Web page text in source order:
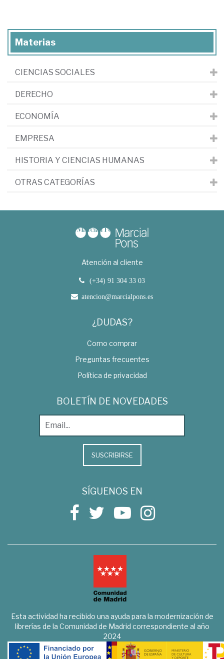
Materias
CIENCIAS SOCIALES
DERECHO
ECONOMÍA
EMPRESA
HISTORIA Y CIENCIAS HUMANAS
OTRAS CATEGORÍAS
Atención al cliente
(+34) 91 304 33 03
atencion@marcialpons.es
¿DUDAS?
Como comprar
Preguntas frecuentes
Política de privacidad
BOLETÍN DE NOVEDADES
SUSCRIBIRSE
SÍGUENOS EN
Esta actividad ha recibido una ayuda para la modernización de
librerías de la Comunidad de Madrid correspondiente al año
2024